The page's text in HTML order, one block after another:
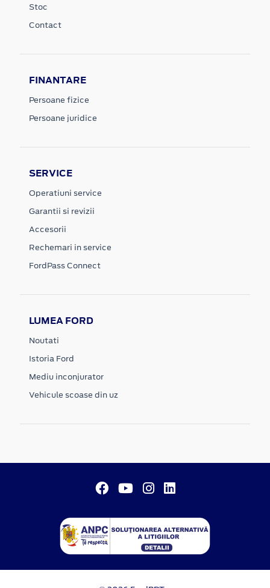
Stoc
Contact
FINANTARE
Persoane fizice
Persoane juridice
SERVICE
Operatiuni service
Garantii si revizii
Accesorii
Rechemari in service
FordPass Connect
LUMEA FORD
Noutati
Istoria Ford
Mediu inconjurator
Vehicule scoase din uz